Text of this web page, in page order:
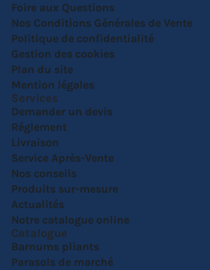
Foire aux Questions
Nos Conditions Générales de Vente
Politique de confidentialité
Gestion des cookies
Plan du site
Mention légales
Services
Demander un devis
Réglement
Livraison
Service Après-Vente
Nos conseils
Produits sur-mesure
Actualités
Notre catalogue online
Catalogue
Barnums pliants
Parasols de marché